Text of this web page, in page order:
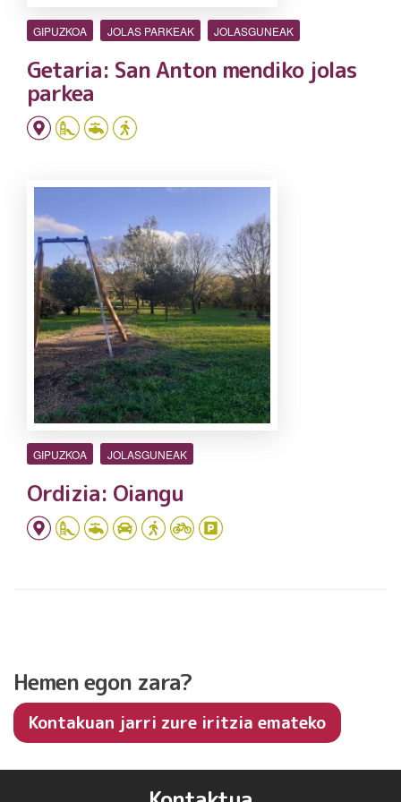
GIPUZKOA JOLAS PARKEAK JOLASGUNEAK
Getaria: San Anton mendiko jolas
parkea
GIPUZKOA JOLASGUNEAK
Ordizia: Oiangu
Hemen egon zara?
Kontakuan jarri zure iritzia emateko